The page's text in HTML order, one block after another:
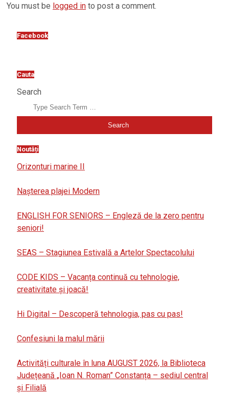
You must be logged in to post a comment.
Facebook
Cauta
Search
Noutăți
Orizonturi marine II
Nașterea plajei Modern
ENGLISH FOR SENIORS – Engleză de la zero pentru
seniori!
SEAS – Stagiunea Estivală a Artelor Spectacolului
CODE KIDS – Vacanța continuă cu tehnologie,
creativitate și joacă!
Hi Digital – Descoperă tehnologia, pas cu pas!
Confesiuni la malul mării
Activități culturale în luna AUGUST 2026, la Biblioteca
Județeană „Ioan N. Roman” Constanța – sediul central
și Filială